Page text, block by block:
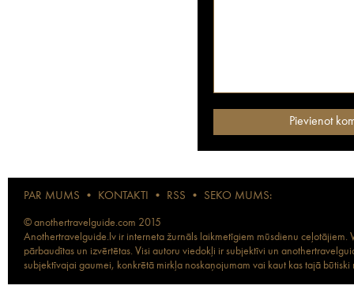
PAR MUMS • KONTAKTI • RSS • SEKO MUMS:
© anothertravelguide.com 2015
Anothertravelguide.lv ir interneta žurnāls laikmetīgiem mūsdienu
pārbaudītas un izvērtētas. Visi autoru viedokļi ir subjektīvi un
subjektīvajai gaumei, konkrētā mirkļa noskaņojumam vai kaut kas tajā